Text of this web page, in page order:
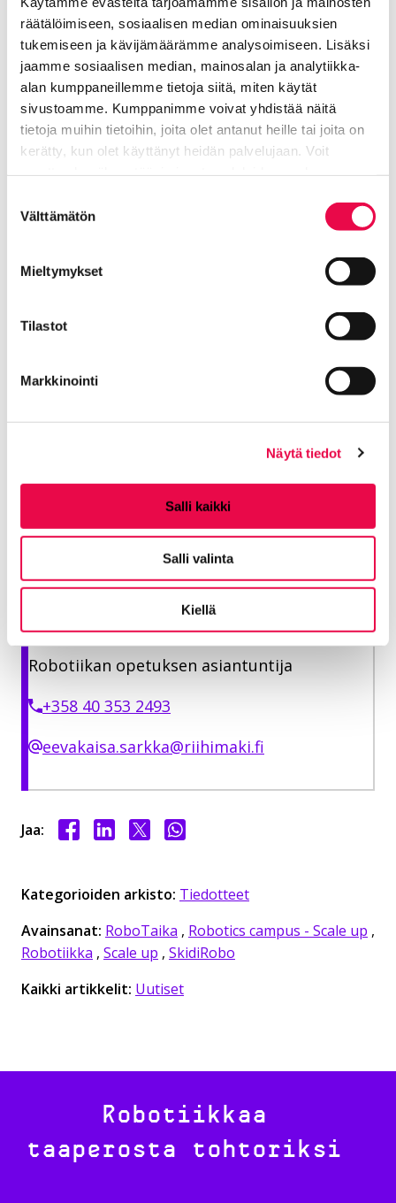
räätälöimiseen, sosiaalisen median ominaisuuksien
tukemiseen ja kävijämäärämme analysoimiseen. Lisäksi
jaamme sosiaalisen median, mainosalan ja analytiikka-
alan kumppaneillemme tietoja siitä, miten käytät
sivustoamme. Kumppanimme voivat yhdistää näitä
tietoja muihin tietoihin, joita olet antanut heille tai joita on
kerätty, kun olet käyttänyt heidän palvelujaan. Voit
valinta
Välttämätön
Mieltymykset
Tilastot
Markkinointi
Näytä tiedot
Salli kaikki
Salli valinta
Kiellä
Lelukaupalle, Riihimäen kirjastolle, Hämeen
ammattikorkeakoululle, Suomen ympäristöopisto
Syklille, AV Ylänteelle, kahvila Mokkasydämelle ja
Dance Art:lle.
SkidiRobo veti
puoleensa pikkuväkeä
Myös torstaina 14. maaliskuuta järjestetty SkidiRobo-
suunnattu kaksiosainen tapahtuma järjestettiin
Kirjaston tiloissa järjestettiin aamulla
varhaiskasvatusryhmille suunnattu tapahtuma,
johon osallistui noin 300 lasta. SkidiRobo jatkui illalla
kaikille avoimena tapahtumana. Myös
Riihimäen Pienen Lelukaupan robottileluja.
Lisätiedot
Särkkä Eevakaisa
Robotiikan opetuksen asiantuntija
+358 40 353 2493
eevakaisa.sarkka@riihimaki.fi
Jaa: Jaa Facebookissa
Jaa LinkedInissä
Jaa X:ssäJaa WhasAppissa
Kategorioiden arkisto: Tiedotteet
Avainsanat: RoboTaika , Robotics campus - Scale up ,
Robotiikka , Scale up , SkidiRobo
Kaikki artikkelit: Uutiset
Robotiikkaa
taaperosta tohtoriksi